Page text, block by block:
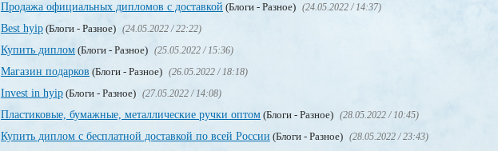
Продажа официальных дипломов с доставкой (Блоги - Разное) (24.05.2022 / 14:37)
Best hyip (Блоги - Разное) (24.05.2022 / 22:22)
Купить диплом (Блоги - Разное) (25.05.2022 / 15:36)
Магазин подарков (Блоги - Разное) (26.05.2022 / 18:18)
Invest in hyip (Блоги - Разное) (27.05.2022 / 14:08)
Пластиковые, бумажные, металлические ручки оптом (Блоги - Разное) (28.05.2022 / 10:45)
Купить диплом с бесплатной доставкой по всей России (Блоги - Разное) (28.05.2022 / 23:43)